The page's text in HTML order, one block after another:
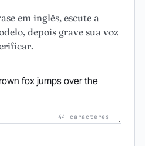
em inglês, escute a
depois grave sua voz
44 caracteres